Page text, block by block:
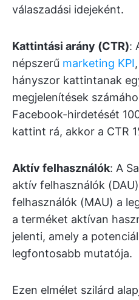
válaszadási idejeként.
Kattintási arány (CTR):
népszerű marketing KPI
hányszor kattintanak
megjelenítések
Facebook-hirdetését
kattint rá, akkor a CTR
Aktív felhasználók: A
aktív felhasználók
felhasználók (MAU) a
a terméket aktívan
jelenti, amely a
legfontosabb mutatója.
Ezen elmélet szilárd